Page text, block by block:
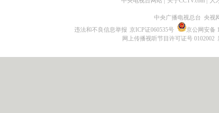
中央广播电视总台 央视
违法和不良信息举报 京ICP证060535号
京公网安备
网上传播视听节目许可证号 0102002